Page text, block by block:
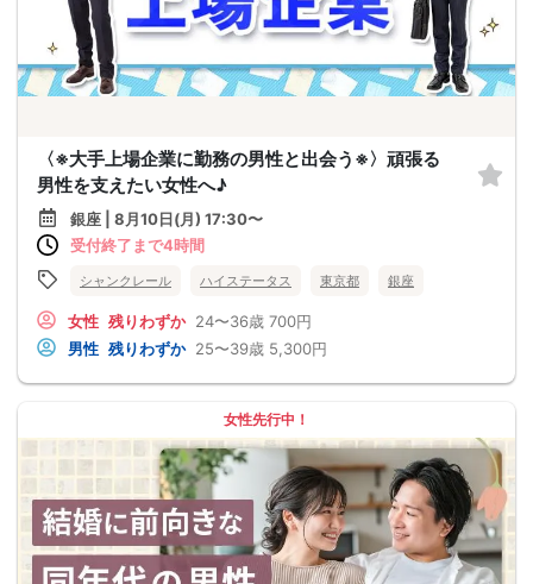
〈※大手上場企業に勤務の男性と出会う※〉頑張る
男性を支えたい女性へ♪
銀座 | 8月10日(月) 17:30〜
受付終了まで4時間
シャンクレール ハイステータス 東京都 銀座
女性 残りわずか 24〜36歳 700円
男性 残りわずか 25〜39歳 5,300円
女性先行中！